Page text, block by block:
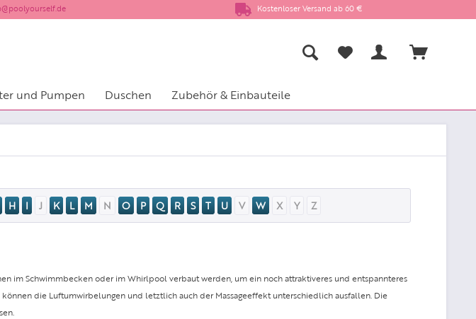
Kostenloser Versand ab 60 €
und Pumpen Duschen Zubehör & Einbauteile
H I J K L M N O P Q R S T U V W X Y Z
im Schwimmbecken oder im Whirlpool verbaut werden, um ein noch attraktiveres und entspannteres
die Luftumwirbelungen und letztlich auch der Massageeffekt unterschiedlich ausfallen. Die